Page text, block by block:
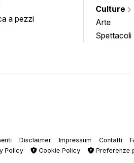
a pezzi
Culture
Arte
Spettacoli
Disclaimer Impressum Contatti
Policy
Cookie Policy Preferenze